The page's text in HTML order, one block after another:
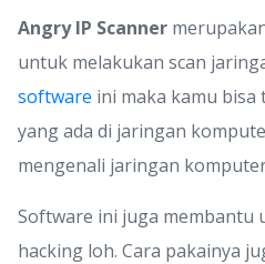
Angry IP Scanner
untuk melakukan scan
software ini maka kamu bisa
yang ada di jaringan
mengenali jaringan
Software ini juga membantu
hacking loh. Cara pakainya